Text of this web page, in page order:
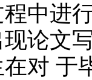
中进
论文
对 于